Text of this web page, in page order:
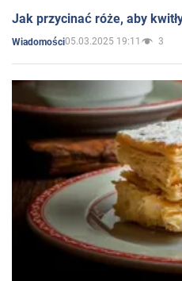
Jak przycinać róże, aby
Wiadomości05.03.2025 19:11 3